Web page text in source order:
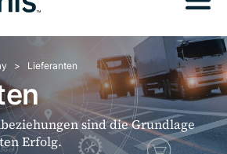
Lieferanten
sind die Grundlage
Erfolg.